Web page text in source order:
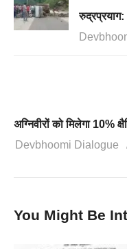
Devbhoomi Dialogue
You Might Be